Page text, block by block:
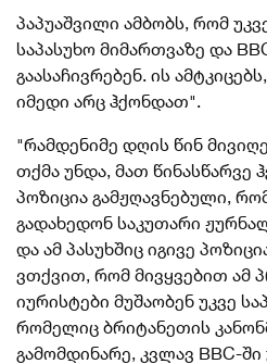
პაპუაშვილი ამბობს, რომ
საპასუხო მიმართვაზე და
გაასაჩივრებენ. ის
იმედი არც ჰქონდათ".
"რამდენიმე დღის წინ
თქმა უნდა, მათ წინასწარვე
პოზიცია გამჟღავნებული,
გადახედონ საკუთარი
და ამ პასუხშიც იგივე
ვთქვით, რომ მივყვებით ამ
იურისტები მუშაობენ უკვე
რომელიც ბრიტანეთის
გამომდინარე, კვლავ BBC-